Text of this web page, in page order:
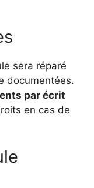
sera réparé
documentées.
par écrit
en cas de